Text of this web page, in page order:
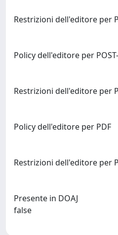
Restrizioni dell'editore per
Policy dell'editore per
Restrizioni dell'editore per
Policy dell'editore per PDF
Restrizioni dell'editore per
Presente in DOAJ